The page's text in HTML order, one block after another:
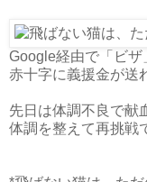
Google経由で「ビ
赤十字に義援金が送
先日は体調不良で献
体調を整えて再挑戦